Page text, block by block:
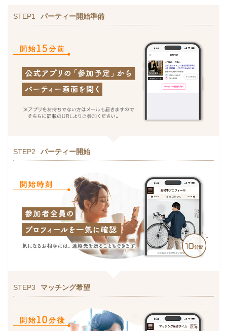
STEP1 パーティー開始準備
STEP2 パーティー開始
STEP3 マッチング希望